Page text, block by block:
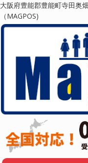
大阪府豊能郡豊能町寺田奥
（MAGPOS)